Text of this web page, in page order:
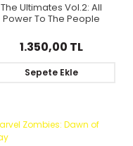
The Ultimates Vol.2: All
Power To The People
1.350,00 TL
Sepete Ekle